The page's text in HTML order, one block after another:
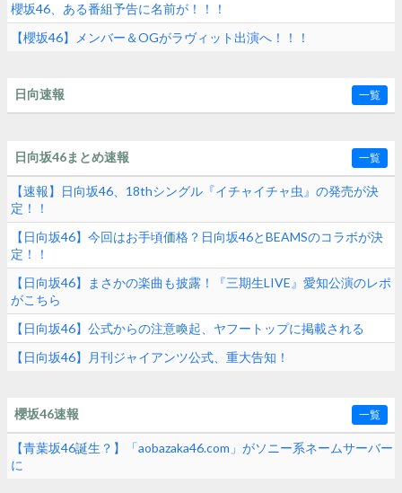
櫻坂46、ある番組予告に名前が！！！
【櫻坂46】メンバー＆OGがラヴィット出演へ！！！
日向速報 一覧
日向坂46まとめ速報 一覧
【速報】日向坂46、18thシングル『イチャイチャ虫』の発売が決
定！！
【日向坂46】今回はお手頃価格？日向坂46とBEAMSのコラボが決
定！！
【日向坂46】まさかの楽曲も披露！『三期生LIVE』愛知公演のレポ
がこちら
【日向坂46】公式からの注意喚起、ヤフートップに掲載される
【日向坂46】月刊ジャイアンツ公式、重大告知！
櫻坂46速報 一覧
【青葉坂46誕生？】「aobazaka46.com」がソニー系ネームサーバー
に